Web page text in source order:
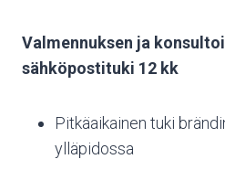
Valmennuksen ja
sähköpostituki 12 kk
Pitkäaikainen tuki
ylläpidossa